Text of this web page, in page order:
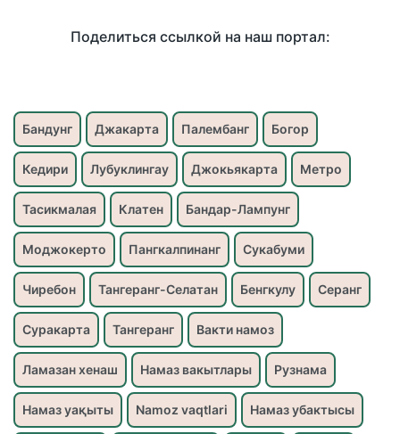
Поделиться ссылкой на наш портал:
Бандунг Джакарта Палембанг Богор
Кедири Лубуклингау Джокьякарта Метро
Тасикмалая Клатен Бандар-Лампунг
Моджокерто Пангкалпинанг Сукабуми
Чиребон Тангеранг-Селатан Бенгкулу Серанг
Суракарта Тангеранг Вакти намоз
Ламазан хенаш Намаз вакытлары Рузнама
Намаз уақыты Namoz vaqtlari Намаз убактысы